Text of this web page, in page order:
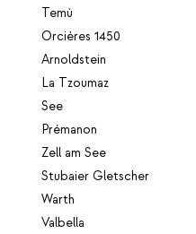
Temù
Orcières 1450
Arnoldstein
La Tzoumaz
See
Prémanon
Zell am See
Stubaier Gletscher
Warth
Valbella